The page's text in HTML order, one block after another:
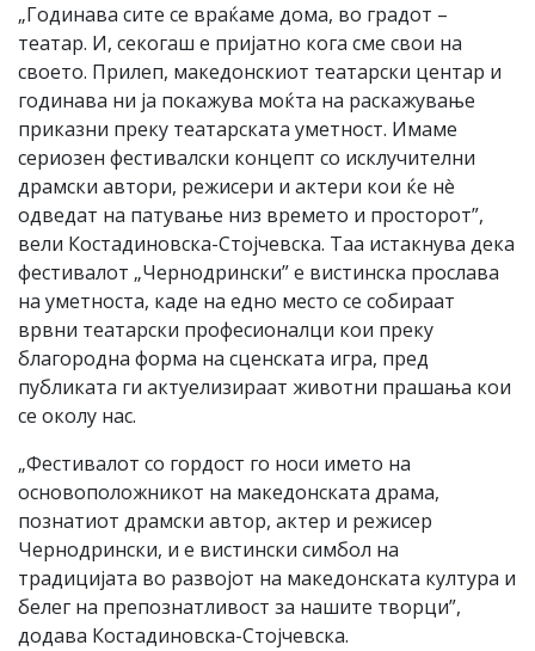
„Годинава сите се враќаме дома, во градот –
театар. И, секогаш е пријатно кога сме свои на
своето. Прилеп, македонскиот театарски центар и
годинава ни ја покажува моќта на раскажување
приказни преку театарската уметност. Имаме
сериозен фестивалски концепт со исклучителни
драмски автори, режисери и актери кои ќе нè
одведат на патување низ времето и просторот”,
вели Костадиновска-Стојчевска. Таа истакнува дека
фестивалот „Чернодрински” e вистинска прослава
на уметноста, каде на едно место се собираат
врвни театарски професионалци кои преку
благородна форма на сценската игра, пред
публиката ги актуелизираат животни прашања кои
се околу нас.
„Фестивалот со гордост го носи името на
основоположникот на македонската драма,
познатиот драмски автор, актер и режисер
Чернодрински, и е вистински симбол на
традицијата во развојот на македонската култура и
белег на препознатливост за нашите творци”,
додава Костадиновска-Стојчевска.